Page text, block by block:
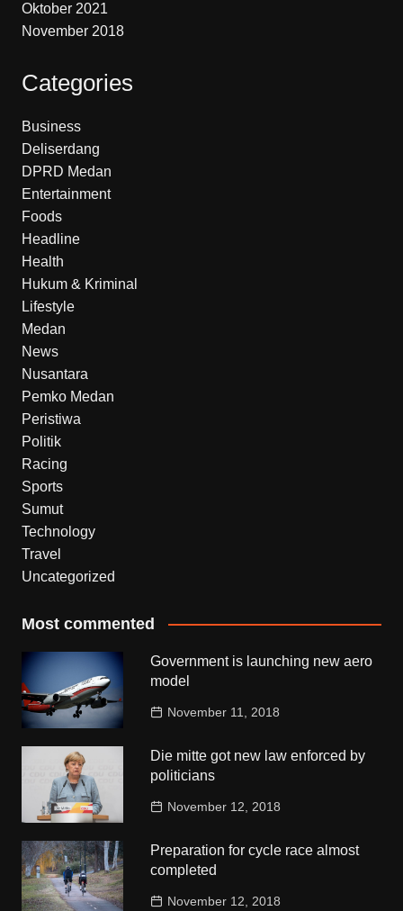
Oktober 2021
November 2018
Categories
Business
Deliserdang
DPRD Medan
Entertainment
Foods
Headline
Health
Hukum & Kriminal
Lifestyle
Medan
News
Nusantara
Pemko Medan
Peristiwa
Politik
Racing
Sports
Sumut
Technology
Travel
Uncategorized
Most commented
Government is launching new aero
model
November 11, 2018
Die mitte got new law enforced by
politicians
November 12, 2018
Preparation for cycle race almost
completed
November 12, 2018